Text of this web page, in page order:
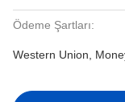
Ödeme Şartları:
Western Union,